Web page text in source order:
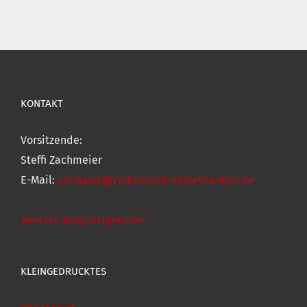
KONTAKT
Vorsitzende:
Steffi Zachmeier
E-Mail: vorstand@volksmusik-mittelfranken.de
Weitere Ansprechpartner
KLEINGEDRUCKTES